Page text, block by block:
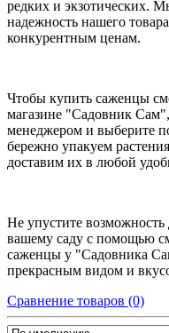
редких и экзотических.
надежность нашего
конкурентным ценам.
Чтобы купить саженцы
магазине "Садовник
менеджером и выберите
бережно упакуем
доставим их в любой
Не упустите возможность
вашему саду с помощью
саженцы у "Садовника
прекрасным видом и
Сравнение товаров (0)